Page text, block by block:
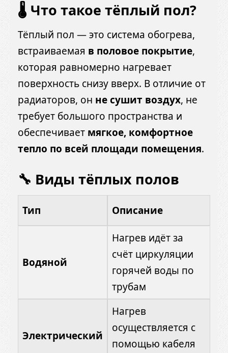
🌡️ Что такое тёплый пол?
Тёплый пол — это система обогрева,
встраиваемая в половое покрытие,
которая равномерно нагревает
поверхность снизу вверх. В отличие от
радиаторов, он не сушит воздух, не
требует большого пространства и
обеспечивает мягкое, комфортное
тепло по всей площади помещения.
🔧 Виды тёплых полов
Тип Описание
Водяной
Нагрев идёт за
счёт циркуляции
горячей воды по
трубам
Электрический
Нагрев
осуществляется с
помощью кабеля